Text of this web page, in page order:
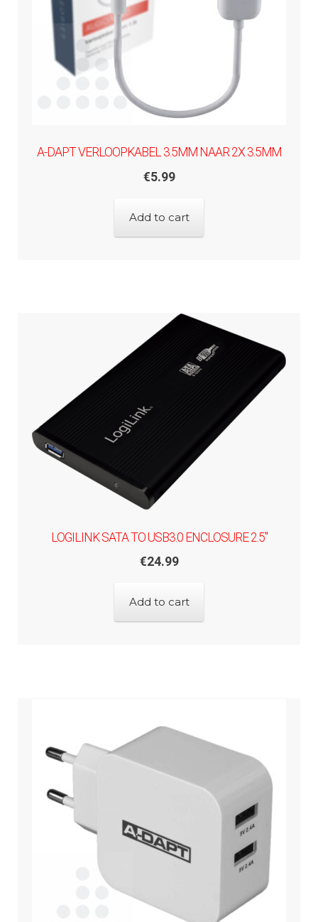
A-DAPT VERLOOPKABEL 3.5MM NAAR 2X 3.5MM
€5.99
Add to cart
LOGILINK SATA TO USB3.0 ENCLOSURE 2.5"
€24.99
Add to cart